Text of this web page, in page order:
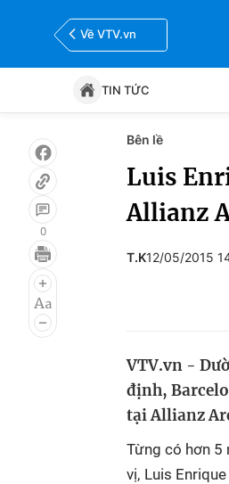
Về VTV.vn
TIN TỨC
Tin tức
Bóng đá
0
Bên lề
Luis
Allianz
T.K12/05/2015
VTV.vn -
định,
tại Allianz
Từng có hơn 5
vị, Luis